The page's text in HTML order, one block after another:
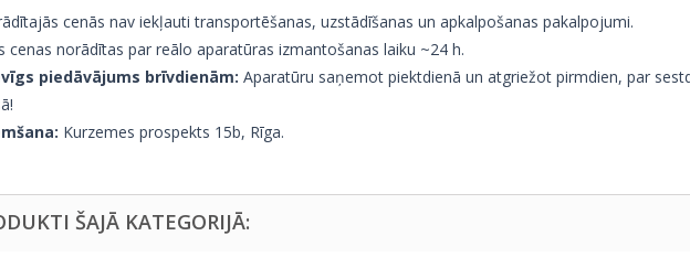
cenās nav iekļauti transportēšanas, uzstādīšanas un apkalpošanas pakalpojumi.
cenas norādītas par reālo aparatūras izmantošanas laiku ~24 h.
piedāvājums brīvdienām: Aparatūru saņemot piektdienā un atgriežot pirmdien, par
Kurzemes prospekts 15b, Rīga.
ŠAJĀ KATEGORIJĀ: